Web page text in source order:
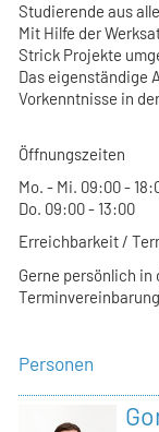
Studierende aus
Mit Hilfe der
Strick Projekte
Das eigenständige
Vorkenntnisse in
Öffnungszeiten
Mo. - Mi. 09:00 -
Do. 09:00 - 13:00
Erreichbarkeit /
Gerne persönlich in
Personen